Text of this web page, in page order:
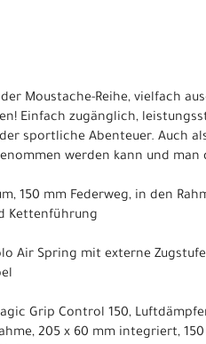
Moustache-Reihe, vielfach
Einfach zugänglich,
sportliche Abenteuer. Auch
werden kann und man
150 mm Federweg, in den
Kettenführung
Air Spring mit externe
Grip Control 150,
205 x 60 mm integriert,